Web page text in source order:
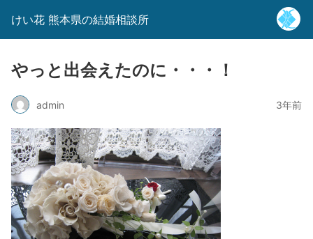
けい花 熊本県の結婚相談所
やっと出会えたのに・・・！
admin 3年前